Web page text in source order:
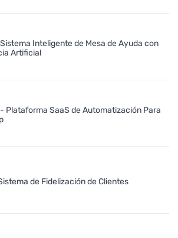
Inteligente de Mesa de Ayuda con
Artificial
Plataforma SaaS de Automatización Para
de Fidelización de Clientes